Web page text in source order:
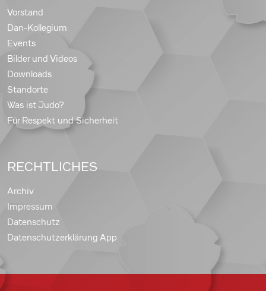
Vorstand
Dan-Kollegium
Events
Bilder und Videos
Downloads
Standorte
Was ist Judo?
Für Respekt und Sicherheit
RECHTLICHES
Archiv
Impressum
Datenschutz
Datenschutzerklärung App